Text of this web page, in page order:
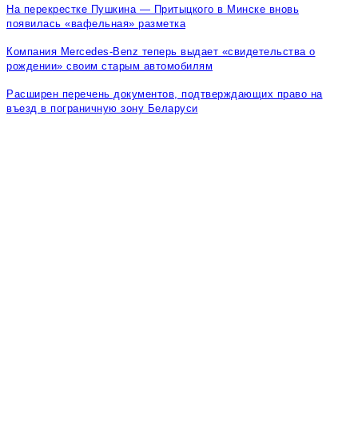
На перекрестке Пушкина — Притыцкого в Минске вновь
появилась «вафельная» разметка
Компания Mercedes-Benz теперь выдает «свидетельства о
рождении» своим старым автомобилям
Расширен перечень документов, подтверждающих право на
въезд в пограничную зону Беларуси